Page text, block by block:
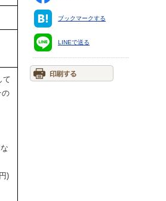
て
の
)
ブックマークする
LINEで送る